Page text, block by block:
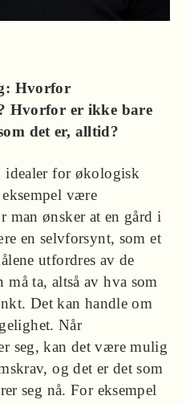
Hvorfor
Hvorfor er ikke bare
det er, alltid?
idealer for økologisk
være
man ønsker at en gård i
en selvforsynt, som et
utfordres av de
må ta, altså av hva som
Det kan handle om
Når
seg, kan det være mulig
og det er det som
seg nå. For eksempel